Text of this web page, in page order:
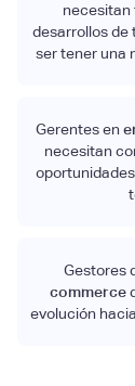
necesitan
desarrollos de
ser tener una
Gerentes en
necesitan
Gestores
commerce
evolución